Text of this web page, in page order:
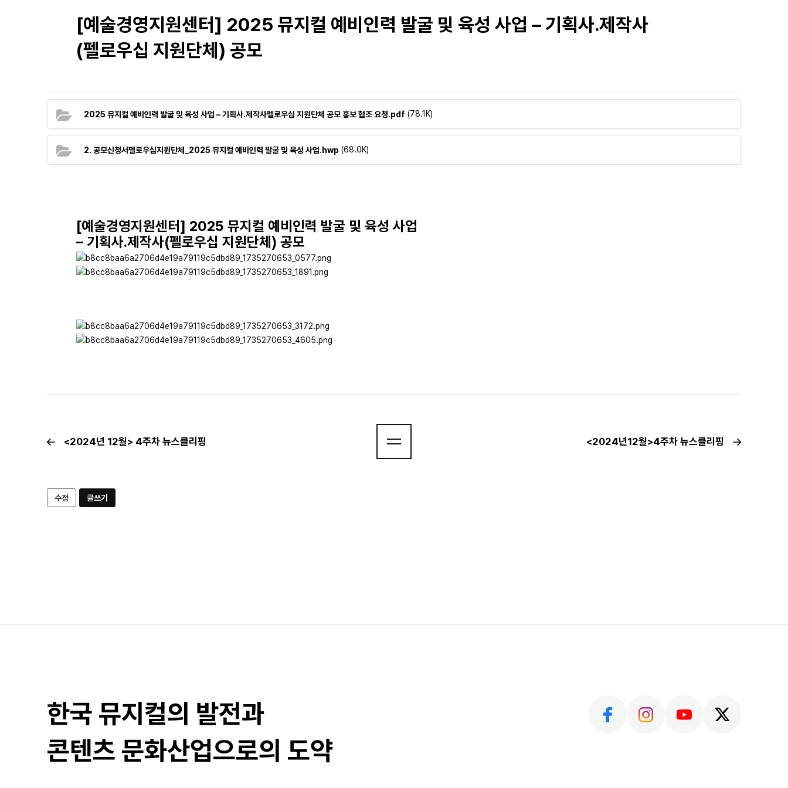
[예술경영지원센터] 2025 뮤지컬 예비인력 발굴 및 육성 사업 – 기획사․제작사
(펠로우십 지원단체) 공모
2025 뮤지컬 예비인력 발굴 및 육성 사업 – 기획사․제작사펠로우십 지원단체 공모 홍보 협조 요청.pdf (78.1K)
2. 공모신청서펠로우십지원단체_2025 뮤지컬 예비인력 발굴 및 육성 사업.hwp (68.0K)
[예술경영지원센터] 2025 뮤지컬 예비인력 발굴 및 육성 사업
– 기획사․제작사(펠로우십 지원단체) 공모
<2024년 12월> 4주차 뉴스클리핑 <2024년12월>4주차 뉴스클리핑
수정 글쓰기
한국 뮤지컬의 발전과
콘텐츠 문화산업으로의 도약